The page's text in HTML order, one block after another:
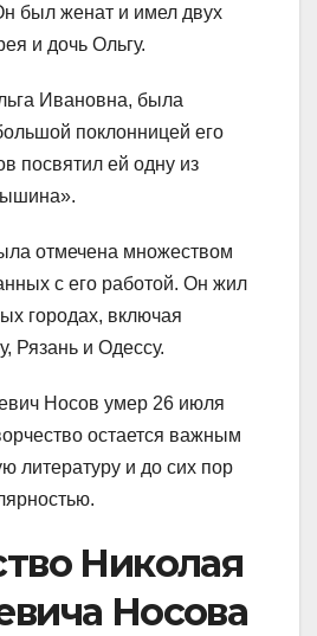
был женат и имел двух
и дочь Ольгу.
Ивановна, была
поклонницей его
посвятил ей одну из
отмечена множеством
с его работой. Он жил
городах, включая
Рязань и Одессу.
Носов умер 26 июля
остается важным
литературу и до сих пор
Николая
Носова